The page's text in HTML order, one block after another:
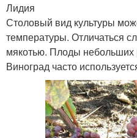
Идеальный сорт
Сорта для северного
виноградарства
Лидия
Столовый вид культуры
температуры. Отличаться
мякотью. Плоды небольших
Виноград часто